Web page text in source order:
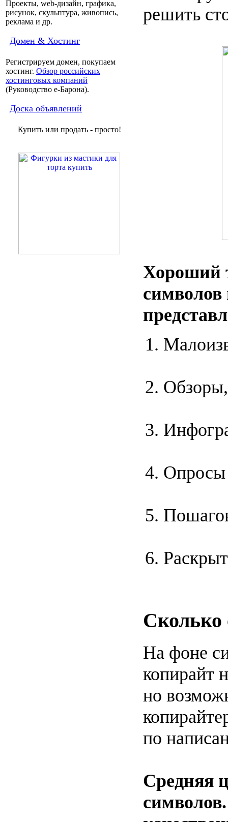
Проекты, web-дизайн, графика,
рисунок, скульптура, живопись,
реклама и др.
Домен & Хостинг
Регистрируем домен, покупаем
хостинг. Обзор российских
хостинговых компаний
(Руководство e-Барона).
Доска объявлений
Купить или продать - просто!
решить
Хороший
символов
Опросы
Сколько
На фоне
копирайт
но
по
Средняя